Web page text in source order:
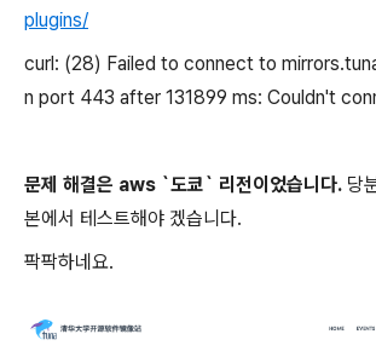
plugins/
curl: (28) Failed to connect to
n port 443 after 131899 ms: Couldn't
문제 해결은 aws `도쿄` 리전이었습니다. 당
본에서 테스트해야 겠습니다.
팍팍하네요.